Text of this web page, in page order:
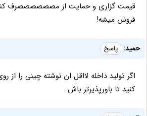
قیمت گزاری و حمایت از مصصصصصصرف
فروش میشه!
حمید: پاسخ
اگر تولید داخله لااقل ان نوشته چینی را از
کنید تا باورپذیرتر باش .